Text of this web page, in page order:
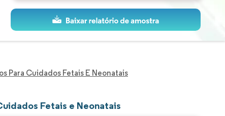
Para Cuidados Fetais E Neonatais
Fetais e Neonatais